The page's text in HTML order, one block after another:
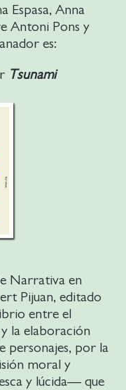
Espasa, Anna
Antoni Pons y
es:
Tsunami
Narrativa en
Pijuan, editado
entre el
la elaboración
personajes, por la
moral y
y lúcida— que